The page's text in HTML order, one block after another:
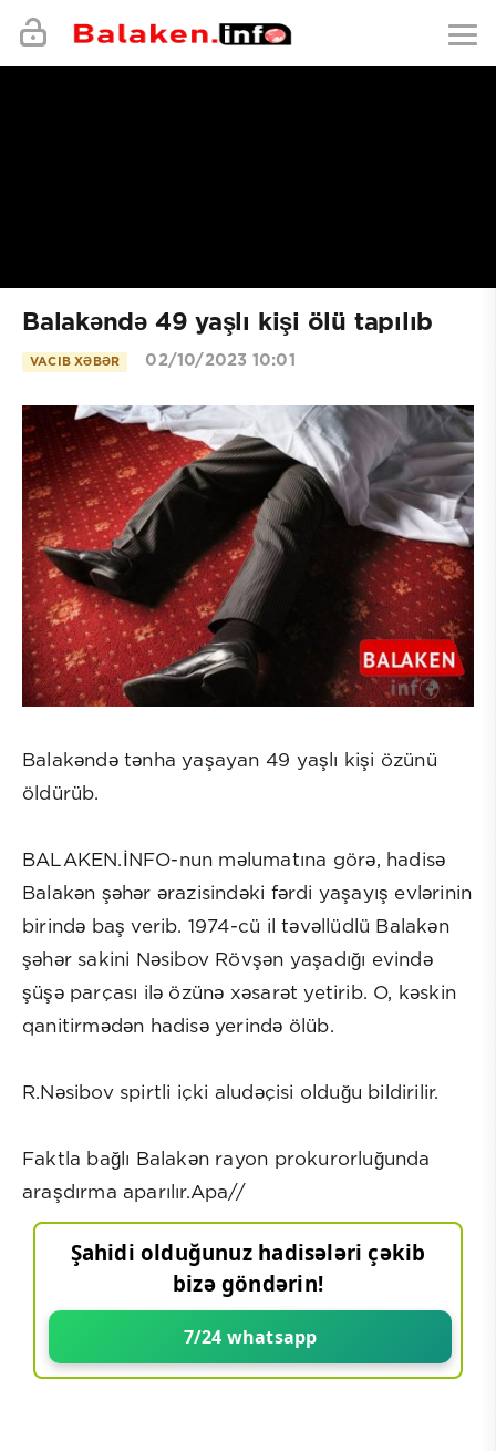
Balakəndə 49 yaşlı kişi ölü tapılıb
VACIB XƏBƏR 02/10/2023 10:01
Balakəndə tənha yaşayan 49 yaşlı kişi özünü
öldürüb.
BALAKEN.İNFO-nun məlumatına görə, hadisə
Balakən şəhər ərazisindəki fərdi yaşayış evlərinin
birində baş verib. 1974-cü il təvəllüdlü Balakən
şəhər sakini Nəsibov Rövşən yaşadığı evində
şüşə parçası ilə özünə xəsarət yetirib. O, kəskin
qanitirmədən hadisə yerində ölüb.
R.Nəsibov spirtli içki aludəçisi olduğu bildirilir.
Faktla bağlı Balakən rayon prokurorluğunda
araşdırma aparılır.Apa//
Şahidi olduğunuz hadisələri çəkib
bizə göndərin!
7/24 whatsapp